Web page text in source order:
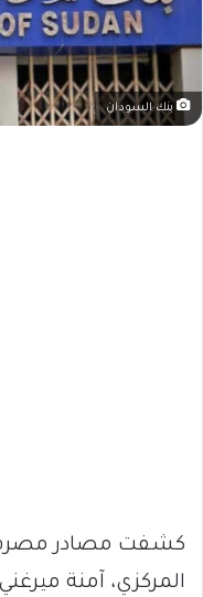
بنك السودان
كشفت مصادر
المركزي، آمنة